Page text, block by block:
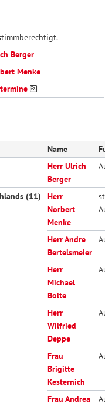
Berger
Menke
Name
Herr Ulrich
Berger
(11)
Herr
Norbert
Menke
Herr Andre
Bertelsmeier
Herr
Michael
Bolte
Herr
Wilfried
Deppe
Frau
Brigitte
Kesternich
Frau Andrea